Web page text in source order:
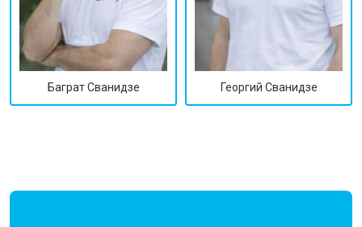
Баграт Сванидзе Георгий Сванидзе